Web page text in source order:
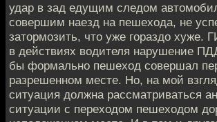
удар в зад едущим следом
совершим наезд на пешехода, не
затормозить, что уже гораздо хуже.
в действиях водителя нарушение
бы формально пешеход совершал
разрешенном месте. Но, на мой
ситуация должна рассматриваться
ситуации с переходом пешеходом